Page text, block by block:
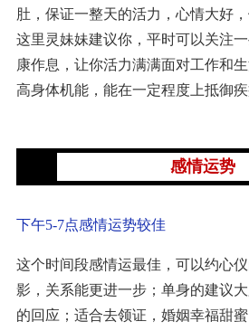
肚，保证一整天的活力，心情大好
这里灵妹妹建议你，平时可以关注
康作息，让你活力满满面对工作和
高身体机能，能在一定程度上抵御疾
感情运势
下午5-7点感情运势较佳
这个时间段感情运最佳，可以约心
影，关系能更进一步；单身的建议
的回应；适合去领证，婚姻幸福甜